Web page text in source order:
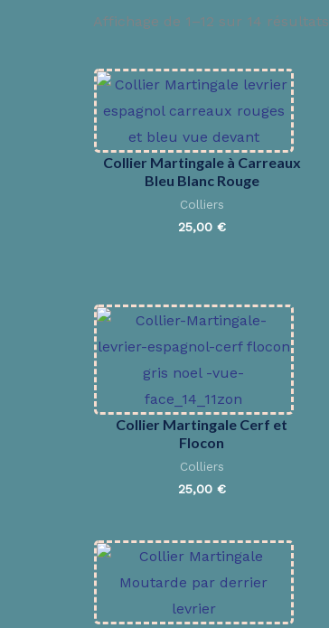
Affichage de 1–12 sur 14 résultats
Collier Martingale à Carreaux
Bleu Blanc Rouge
Colliers
25,00 €
Collier Martingale Cerf et
Flocon
Colliers
25,00 €